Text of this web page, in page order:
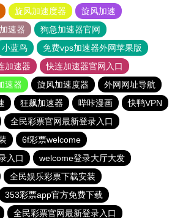
旋风加速度器
旋风加速
速器
狗急加速器官网
小蓝鸟
免费vps加速器外网苹果版
加速器
快连加速器官网入口
速器 旋风加速度器
外网网址导航
狂飙加速器 哔咔漫画
快鸭VPN
全民彩票官网最新登录入口
6f彩票welcome
入口
welcome登录大厅大发
全民娱乐彩票下载安装
353彩票app官方免费下载
全民彩票官网最新登录入口